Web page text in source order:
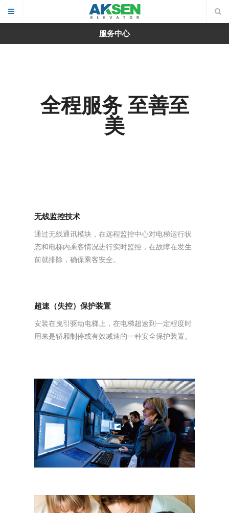
服务中心
全程服务 至善至
美
无线监控技术
通过无线通讯模块，在远程监控中心对电梯运行状
态和电梯内乘客情况进行实时监控，在故障在发生
前就排除，确保乘客安全。
超速（失控）保护装置
安装在曳引驱动电梯上，在电梯超速到一定程度时
用来是轿厢制停或有效减速的一种安全保护装置。